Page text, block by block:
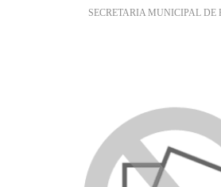
SECRETARIA MUNICIPAL DE